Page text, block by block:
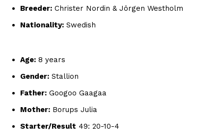
Breeder: Christer Nordin & Jörgen Westholm
Nationality: Swedish
Age: 8 years
Gender: Stallion
Father: Googoo Gaagaa
Mother: Borups Julia
Starter/Result 49: 20-10-4